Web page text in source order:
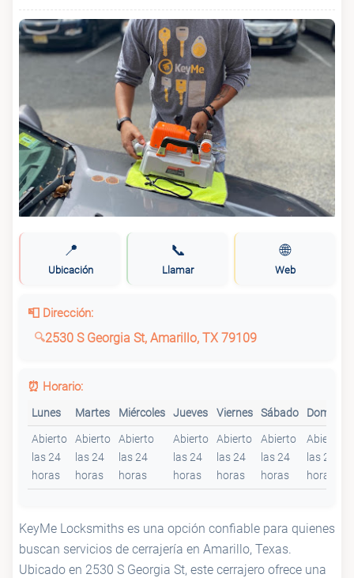
📍
Ubicación
📞
Llamar
🌐
Web
📮 Dirección:
2530 S Georgia St, Amarillo, TX 79109
⏰ Horario:
Lunes Martes Miércoles Jueves Viernes Sábado Domingo
Abierto
las 24
horas
Abierto
las 24
horas
Abierto
las 24
horas
Abierto
las 24
horas
Abierto
las 24
horas
Abierto
las 24
horas
Abierto
las 24
horas
KeyMe Locksmiths es una opción confiable para quienes
buscan servicios de cerrajería en Amarillo, Texas.
Ubicado en 2530 S Georgia St, este cerrajero ofrece una